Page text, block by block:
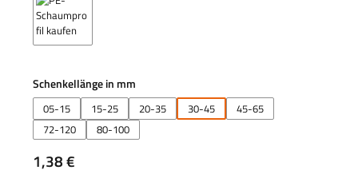
Schenkellänge in mm
05-15 15-25 20-35 30-45
45-65
72-120
80-100
1,38 €